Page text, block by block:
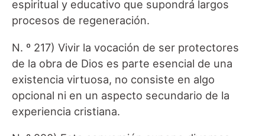
espiritual y educativo que supondrá largos
procesos de regeneración.
N. º 217) Vivir la vocación de ser protectores
de la obra de Dios es parte esencial de una
existencia virtuosa, no consiste en algo
opcional ni en un aspecto secundario de la
experiencia cristiana.